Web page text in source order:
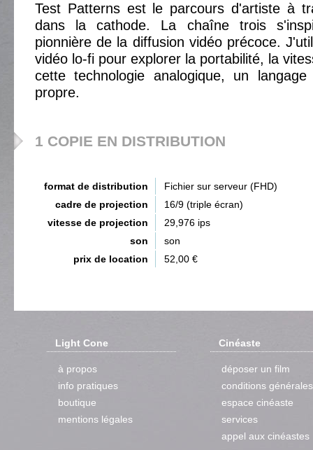
Test Patterns est le parcours d'artiste à
dans la cathode. La chaîne trois
pionnière de la diffusion vidéo précoce.
vidéo lo-fi pour explorer la portabilité, la
cette technologie analogique, un
propre.
1 COPIE EN DISTRIBUTION
format de distribution
Fichier sur serveur (FHD)
cadre de projection
16/9 (triple écran)
vitesse de projection
29,976 ips
son
son
prix de location
52,00 €
Light Cone
à propos
info pratiques
boutique
mentions légales
Cinéaste
déposer un film
conditions générales
espace cinéaste
services
appel aux cinéastes